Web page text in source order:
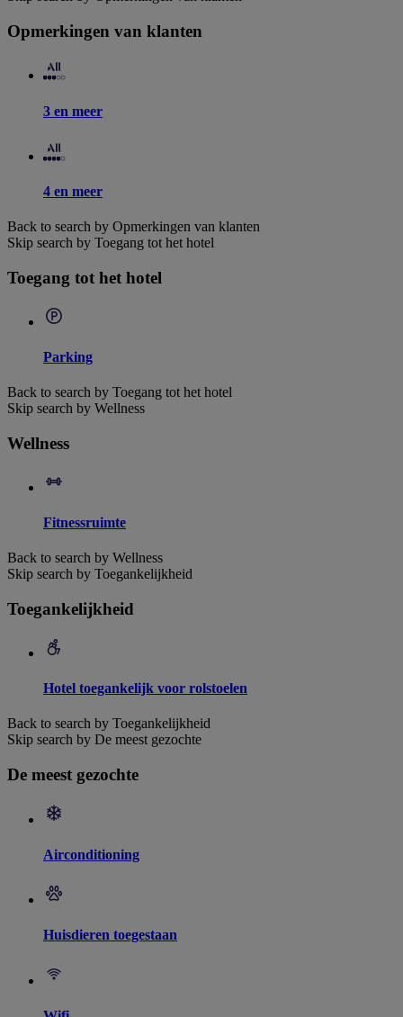
Opmerkingen van klanten
3 en meer
4 en meer
Back to search by Opmerkingen van klanten
Skip search by Toegang tot het hotel
Toegang tot het hotel
Parking
Back to search by Toegang tot het hotel
Skip search by Wellness
Wellness
Fitnessruimte
Back to search by Wellness
Skip search by Toegankelijkheid
Toegankelijkheid
Hotel toegankelijk voor rolstoelen
Back to search by Toegankelijkheid
Skip search by De meest gezochte
De meest gezochte
Airconditioning
Huisdieren toegestaan